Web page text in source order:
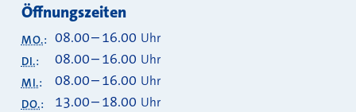
Öffnungszeiten
MO.: 08.00–16.00 Uhr
DI.: 08.00–16.00 Uhr
MI.: 08.00–16.00 Uhr
DO.: 13.00–18.00 Uhr